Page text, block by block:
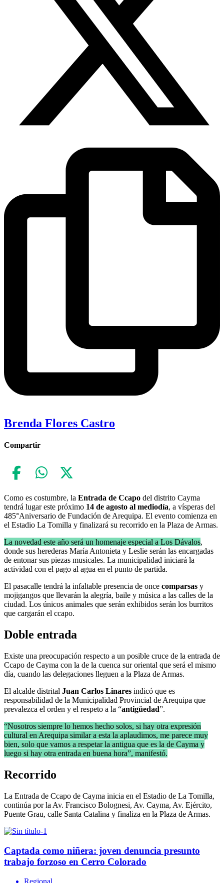
Brenda Flores Castro
Compartir
Como es costumbre, la Entrada de Ccapo del distrito Cayma
tendrá lugar este próximo 14 de agosto al mediodía, a vísperas del
485°Aniversario de Fundación de Arequipa. El evento comienza en
el Estadio La Tomilla y finalizará su recorrido en la Plaza de Armas.
La novedad este año será un homenaje especial a Los Dávalos,
donde sus herederas María Antonieta y Leslie serán las encargadas
de entonar sus piezas musicales. La municipalidad iniciará la
actividad con el pago al agua en el punto de partida.
El pasacalle tendrá la infaltable presencia de once comparsas y
mojigangos que llevarán la alegría, baile y música a las calles de la
ciudad. Los únicos animales que serán exhibidos serán los burritos
que cargarán el ccapo.
Doble entrada
Existe una preocupación respecto a un posible cruce de la entrada de
Ccapo de Cayma con la de la cuenca sur oriental que será el mismo
día, cuando las delegaciones lleguen a la Plaza de Armas.
El alcalde distrital Juan Carlos Linares indicó que es
responsabilidad de la Municipalidad Provincial de Arequipa que
prevalezca el orden y el respeto a la “antigüedad”.
“Nosotros siempre lo hemos hecho solos, si hay otra expresión
cultural en Arequipa similar a esta la aplaudimos, me parece muy
bien, solo que vamos a respetar la antigua que es la de Cayma y
luego si hay otra entrada en buena hora”, manifestó.
Recorrido
La Entrada de Ccapo de Cayma inicia en el Estadio de La Tomilla,
continúa por la Av. Francisco Bolognesi, Av. Cayma, Av. Ejército,
Puente Grau, calle Santa Catalina y finaliza en la Plaza de Armas.
Captada como niñera: joven denuncia presunto
trabajo forzoso en Cerro Colorado
Regional